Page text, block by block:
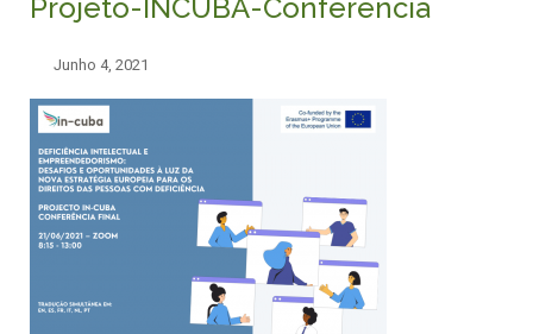
Projeto-INCUBA-Conferencia
Junho 4, 2021